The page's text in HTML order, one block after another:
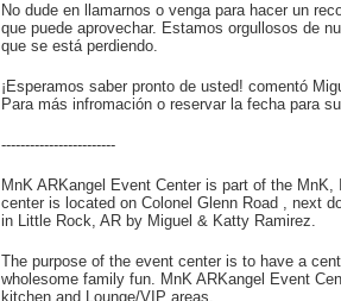
No dude en llamarnos o venga para hacer un
que puede aprovechar. Estamos orgullosos de
que se está perdiendo.
¡Esperamos saber pronto de usted! comentó
Para más infromación o reservar la fecha para
------------------------
MnK ARKangel Event Center is part of the
center is located on Colonel Glenn Road , next
in Little Rock, AR by Miguel & Katty Ramirez.
The purpose of the event center is to have a
wholesome family fun. MnK ARKangel Event
kitchen and Lounge/VIP areas.